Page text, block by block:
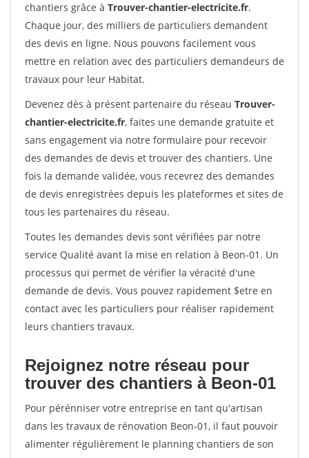
chantiers grâce à Trouver-chantier-electricite.fr.
Chaque jour, des milliers de particuliers demandent
des devis en ligne. Nous pouvons facilement vous
mettre en relation avec des particuliers demandeurs de
travaux pour leur Habitat.
Devenez dès à présent partenaire du réseau Trouver-
chantier-electricite.fr, faites une demande gratuite et
sans engagement via notre formulaire pour recevoir
des demandes de devis et trouver des chantiers. Une
fois la demande validée, vous recevrez des demandes
de devis enregistrées depuis les plateformes et sites de
tous les partenaires du réseau.
Toutes les demandes devis sont vérifiées par notre
service Qualité avant la mise en relation à Beon-01. Un
processus qui permet de vérifier la véracité d'une
demande de devis. Vous pouvez rapidement $etre en
contact avec les particuliers pour réaliser rapidement
leurs chantiers travaux.
Rejoignez notre réseau pour
trouver des chantiers à Beon-01
Pour pérénniser votre entreprise en tant qu'artisan
dans les travaux de rénovation Beon-01, il faut pouvoir
alimenter régulièrement le planning chantiers de son